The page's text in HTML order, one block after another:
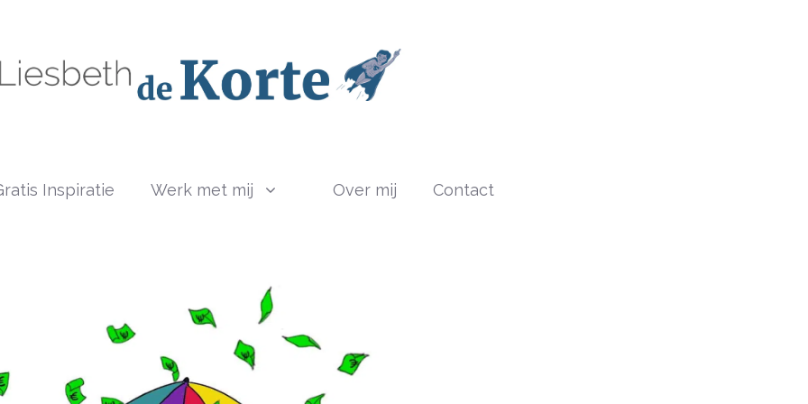
Inspiratie Werk met mij Over mij Contact